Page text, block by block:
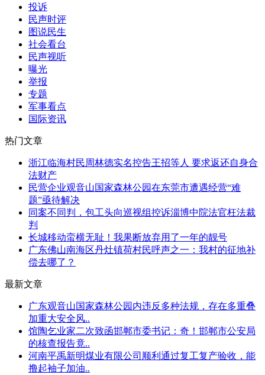
投诉
民声时评
图说民生
社会看台
民声视听
曝光
举报
专题
军事看点
国际资讯
热门文章
浙江临海村民周林德实名控告王招等人 要求返还自身合
法财产
民营企业观音山国家森林公园在东莞市遭遇经营“难
题”亟待解决
同案不同判，包工头向巡视组控诉淄博中院法官枉法裁
判
长城移动蛮横无耻！我果断放弃用了一年的靓号
广东佛山南海区丹灶镇荷村民呼声之一：我村的征地补
偿去哪了？
最新文章
广东观音山国家森林公园内违反多种法规，存在多重叠
加重大安全风..
馆陶乞业家二次致函邯郸市委书记：奇！邯郸市公安局
的核查报告竟..
河南平禹新明煤业有限公司顺利通过复工复产验收，能
撸起袖子加油..